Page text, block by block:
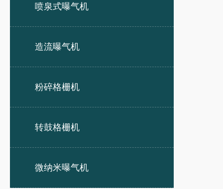
喷泉式曝气机
造流曝气机
粉碎格栅机
转鼓格栅机
微纳米曝气机